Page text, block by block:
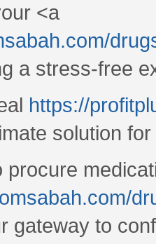
<a
a stress-free
https://
solution
procure
gateway to